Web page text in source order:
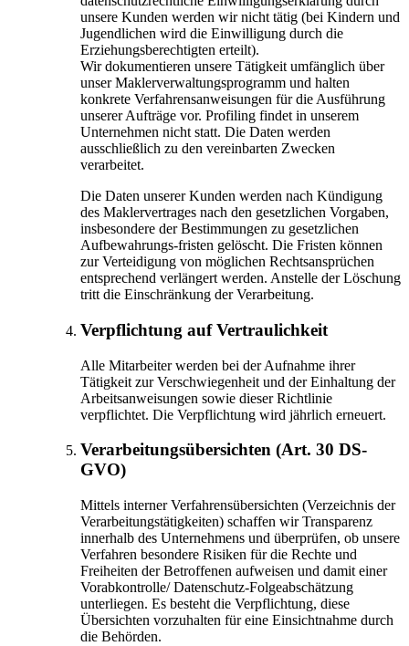
unsere Kunden werden wir nicht tätig (bei Kindern und
Jugendlichen wird die Einwilligung durch die
Erziehungsberechtigten erteilt).
Wir dokumentieren unsere Tätigkeit umfänglich über
unser Maklerverwaltungsprogramm und halten
konkrete Verfahrensanweisungen für die Ausführung
unserer Aufträge vor. Profiling findet in unserem
Unternehmen nicht statt. Die Daten werden
ausschließlich zu den vereinbarten Zwecken
verarbeitet.
Die Daten unserer Kunden werden nach Kündigung
des Maklervertrages nach den gesetzlichen Vorgaben,
insbesondere der Bestimmungen zu gesetzlichen
Aufbewahrungs-fristen gelöscht. Die Fristen können
zur Verteidigung von möglichen Rechtsansprüchen
entsprechend verlängert werden. Anstelle der Löschung
tritt die Einschränkung der Verarbeitung.
Verpflichtung auf Vertraulichkeit
Alle Mitarbeiter werden bei der Aufnahme ihrer
Tätigkeit zur Verschwiegenheit und der Einhaltung der
Arbeitsanweisungen sowie dieser Richtlinie
verpflichtet. Die Verpflichtung wird jährlich erneuert.
Verarbeitungsübersichten (Art. 30 DS-
GVO)
Mittels interner Verfahrensübersichten (Verzeichnis der
Verarbeitungstätigkeiten) schaffen wir Transparenz
innerhalb des Unternehmens und überprüfen, ob unsere
Verfahren besondere Risiken für die Rechte und
Freiheiten der Betroffenen aufweisen und damit einer
Vorabkontrolle/ Datenschutz-Folgeabschätzung
unterliegen. Es besteht die Verpflichtung, diese
Übersichten vorzuhalten für eine Einsichtnahme durch
die Behörden.